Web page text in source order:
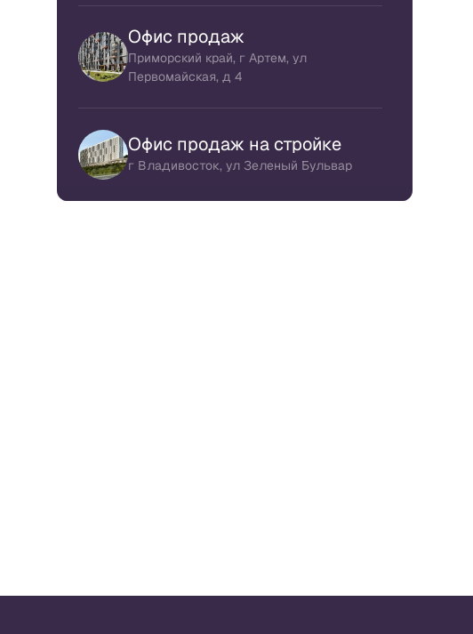
Офис продаж
Приморский край, г Артем, ул
Первомайская, д 4
Офис продаж на стройке
г Владивосток, ул Зеленый Бульвар